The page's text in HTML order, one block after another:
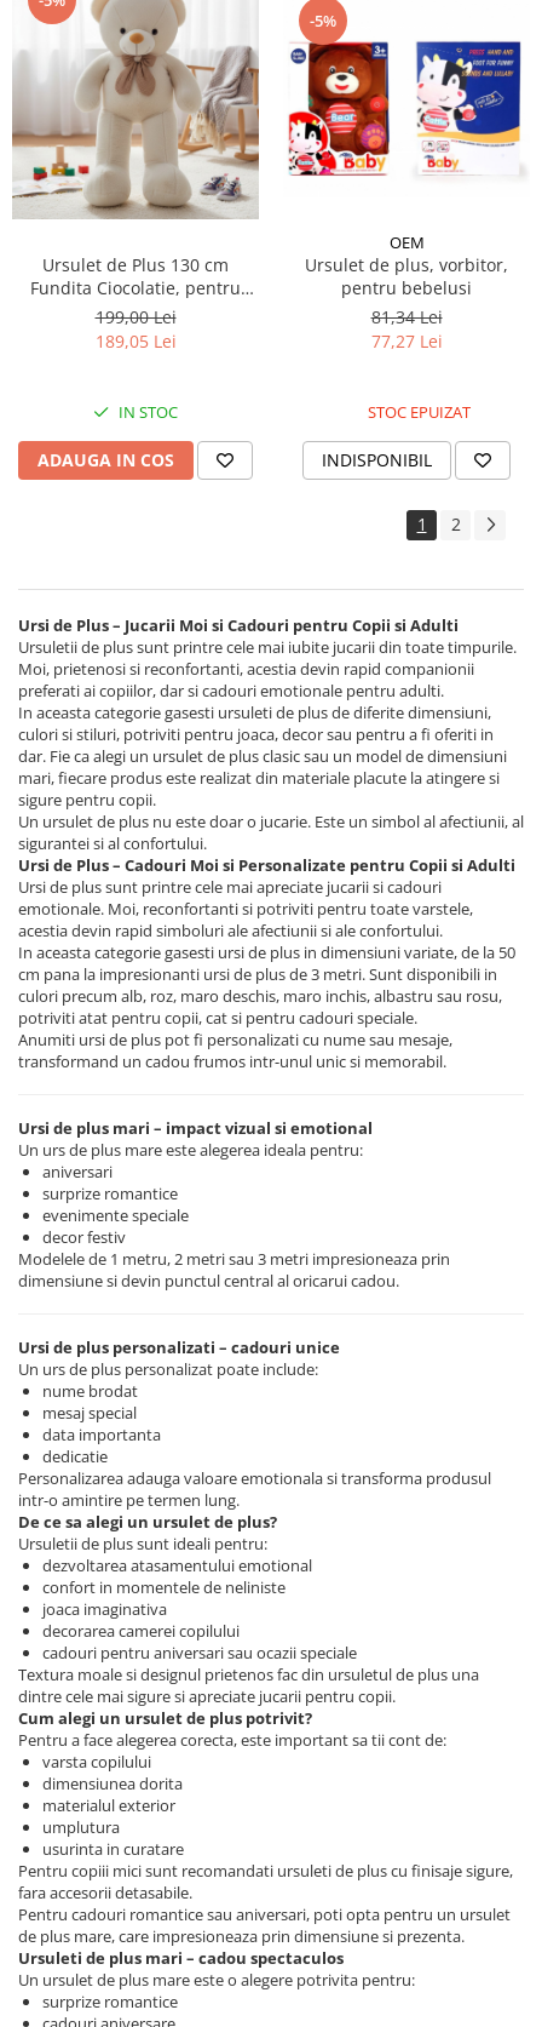
Ursulet de Plus 130 cm
Fundita Ciocolatie, pentru
Copii si Bebelusi, CREM
199,00 Lei
189,05 Lei
IN STOC
ADAUGA IN COS
-5%
OEM
Ursulet de plus, vorbitor,
pentru bebelusi
81,34 Lei
77,27 Lei
STOC EPUIZAT
INDISPONIBIL
1 2
Ursi de Plus – Jucarii Moi si Cadouri pentru Copii si Adulti
Ursuletii de plus sunt printre cele mai iubite jucarii din toate timpurile.
Moi, prietenosi si reconfortanti, acestia devin rapid companionii
preferati ai copiilor, dar si cadouri emotionale pentru adulti.
In aceasta categorie gasesti ursuleti de plus de diferite dimensiuni,
culori si stiluri, potriviti pentru joaca, decor sau pentru a fi oferiti in
dar. Fie ca alegi un ursulet de plus clasic sau un model de dimensiuni
mari, fiecare produs este realizat din materiale placute la atingere si
sigure pentru copii.
Un ursulet de plus nu este doar o jucarie. Este un simbol al afectiunii, al
sigurantei si al confortului.
Ursi de Plus – Cadouri Moi si Personalizate pentru Copii si Adulti
Ursi de plus sunt printre cele mai apreciate jucarii si cadouri
emotionale. Moi, reconfortanti si potriviti pentru toate varstele,
acestia devin rapid simboluri ale afectiunii si ale confortului.
In aceasta categorie gasesti ursi de plus in dimensiuni variate, de la 50
cm pana la impresionanti ursi de plus de 3 metri. Sunt disponibili in
culori precum alb, roz, maro deschis, maro inchis, albastru sau rosu,
potriviti atat pentru copii, cat si pentru cadouri speciale.
Anumiti ursi de plus pot fi personalizati cu nume sau mesaje,
transformand un cadou frumos intr-unul unic si memorabil.
Ursi de plus mari – impact vizual si emotional
Un urs de plus mare este alegerea ideala pentru:
aniversari
surprize romantice
evenimente speciale
decor festiv
Modelele de 1 metru, 2 metri sau 3 metri impresioneaza prin
dimensiune si devin punctul central al oricarui cadou.
Ursi de plus personalizati – cadouri unice
Un urs de plus personalizat poate include:
nume brodat
mesaj special
data importanta
dedicatie
Personalizarea adauga valoare emotionala si transforma produsul
intr-o amintire pe termen lung.
De ce sa alegi un ursulet de plus?
Ursuletii de plus sunt ideali pentru:
dezvoltarea atasamentului emotional
confort in momentele de neliniste
joaca imaginativa
decorarea camerei copilului
cadouri pentru aniversari sau ocazii speciale
Textura moale si designul prietenos fac din ursuletul de plus una
dintre cele mai sigure si apreciate jucarii pentru copii.
Cum alegi un ursulet de plus potrivit?
Pentru a face alegerea corecta, este important sa tii cont de:
varsta copilului
dimensiunea dorita
materialul exterior
umplutura
usurinta in curatare
Pentru copiii mici sunt recomandati ursuleti de plus cu finisaje sigure,
fara accesorii detasabile.
Pentru cadouri romantice sau aniversari, poti opta pentru un ursulet
de plus mare, care impresioneaza prin dimensiune si prezenta.
Ursuleti de plus mari – cadou spectaculos
Un ursulet de plus mare este o alegere potrivita pentru:
surprize romantice